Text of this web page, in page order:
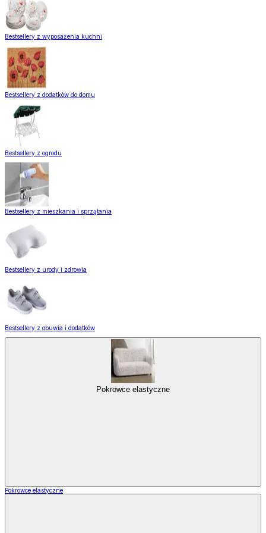
Bestsellery z wyposażenia kuchni
Bestsellery z dodatków do domu
Bestsellery z ogrodu
Bestsellery z mieszkania i sprzątania
Bestsellery z urody i zdrowia
Bestsellery z obuwia i dodatków
Pokrowce elastyczne
Pokrowce elastyczne